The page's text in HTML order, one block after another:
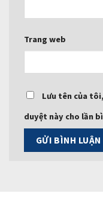
Trang web
Lưu tên của
duyệt này cho lần